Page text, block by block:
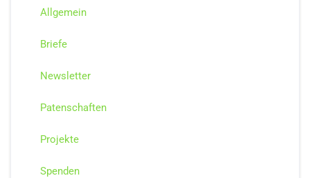
Allgemein
Briefe
Newsletter
Patenschaften
Projekte
Spenden